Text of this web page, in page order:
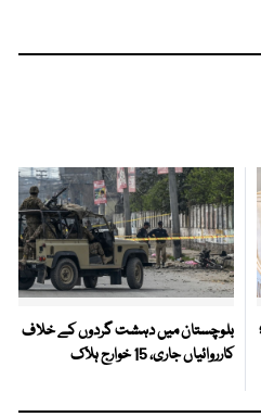
بلوچستان میں دہشت گردوں کے خلاف
کارروائیاں جاری، 15 خوارج ہلاک